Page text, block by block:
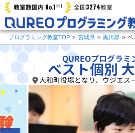
教室数国内 No.1※1 全国3274教室
プログラミング教室TOP > 宮城県 > 黒川郡 > ベ
QUREOプログラミ
ベスト個別
大和町役場となり、ウジエス